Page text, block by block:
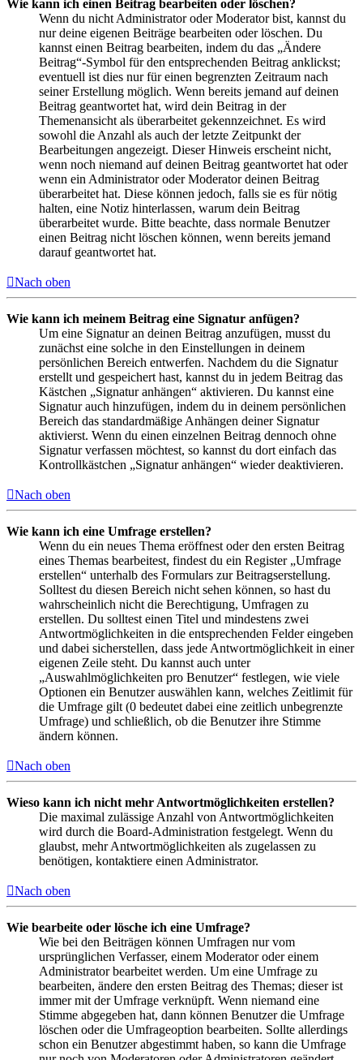
Wie kann ich einen Beitrag bearbeiten oder löschen?
Wenn du nicht Administrator oder Moderator bist, kannst du
nur deine eigenen Beiträge bearbeiten oder löschen. Du
kannst einen Beitrag bearbeiten, indem du das „Ändere
Beitrag“-Symbol für den entsprechenden Beitrag anklickst;
eventuell ist dies nur für einen begrenzten Zeitraum nach
seiner Erstellung möglich. Wenn bereits jemand auf deinen
Beitrag geantwortet hat, wird dein Beitrag in der
Themenansicht als überarbeitet gekennzeichnet. Es wird
sowohl die Anzahl als auch der letzte Zeitpunkt der
Bearbeitungen angezeigt. Dieser Hinweis erscheint nicht,
wenn noch niemand auf deinen Beitrag geantwortet hat oder
wenn ein Administrator oder Moderator deinen Beitrag
überarbeitet hat. Diese können jedoch, falls sie es für nötig
halten, eine Notiz hinterlassen, warum dein Beitrag
überarbeitet wurde. Bitte beachte, dass normale Benutzer
einen Beitrag nicht löschen können, wenn bereits jemand
darauf geantwortet hat.
Nach oben
Wie kann ich meinem Beitrag eine Signatur anfügen?
Um eine Signatur an deinen Beitrag anzufügen, musst du
zunächst eine solche in den Einstellungen in deinem
persönlichen Bereich entwerfen. Nachdem du die Signatur
erstellt und gespeichert hast, kannst du in jedem Beitrag das
Kästchen „Signatur anhängen“ aktivieren. Du kannst eine
Signatur auch hinzufügen, indem du in deinem persönlichen
Bereich das standardmäßige Anhängen deiner Signatur
aktivierst. Wenn du einen einzelnen Beitrag dennoch ohne
Signatur verfassen möchtest, so kannst du dort einfach das
Kontrollkästchen „Signatur anhängen“ wieder deaktivieren.
Nach oben
Wie kann ich eine Umfrage erstellen?
Wenn du ein neues Thema eröffnest oder den ersten Beitrag
eines Themas bearbeitest, findest du ein Register „Umfrage
erstellen“ unterhalb des Formulars zur Beitragserstellung.
Solltest du diesen Bereich nicht sehen können, so hast du
wahrscheinlich nicht die Berechtigung, Umfragen zu
erstellen. Du solltest einen Titel und mindestens zwei
Antwortmöglichkeiten in die entsprechenden Felder eingeben
und dabei sicherstellen, dass jede Antwortmöglichkeit in einer
eigenen Zeile steht. Du kannst auch unter
„Auswahlmöglichkeiten pro Benutzer“ festlegen, wie viele
Optionen ein Benutzer auswählen kann, welches Zeitlimit für
die Umfrage gilt (0 bedeutet dabei eine zeitlich unbegrenzte
Umfrage) und schließlich, ob die Benutzer ihre Stimme
ändern können.
Nach oben
Wieso kann ich nicht mehr Antwortmöglichkeiten erstellen?
Die maximal zulässige Anzahl von Antwortmöglichkeiten
wird durch die Board-Administration festgelegt. Wenn du
glaubst, mehr Antwortmöglichkeiten als zugelassen zu
benötigen, kontaktiere einen Administrator.
Nach oben
Wie bearbeite oder lösche ich eine Umfrage?
Wie bei den Beiträgen können Umfragen nur vom
ursprünglichen Verfasser, einem Moderator oder einem
Administrator bearbeitet werden. Um eine Umfrage zu
bearbeiten, ändere den ersten Beitrag des Themas; dieser ist
immer mit der Umfrage verknüpft. Wenn niemand eine
Stimme abgegeben hat, dann können Benutzer die Umfrage
löschen oder die Umfrageoption bearbeiten. Sollte allerdings
schon ein Benutzer abgestimmt haben, so kann die Umfrage